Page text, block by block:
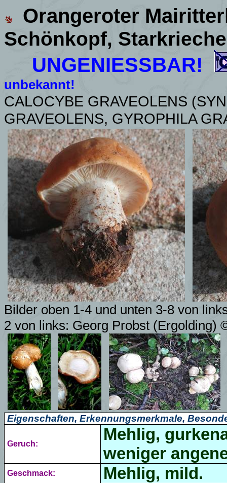
Orangeroter
Schönkopf,
UNGENIESSBAR!
unbekannt!
CALOCYBE GRAVEOLENS
GRAVEOLENS, GYROPHILA
Bilder oben 1-4 und unten 3-8 von
2 von links: Georg Probst (Ergolding)
Eigenschaften, Erkennungsmerkmale,
Geruch:
Mehlig,
weniger
Geschmack: Mehlig, mild.